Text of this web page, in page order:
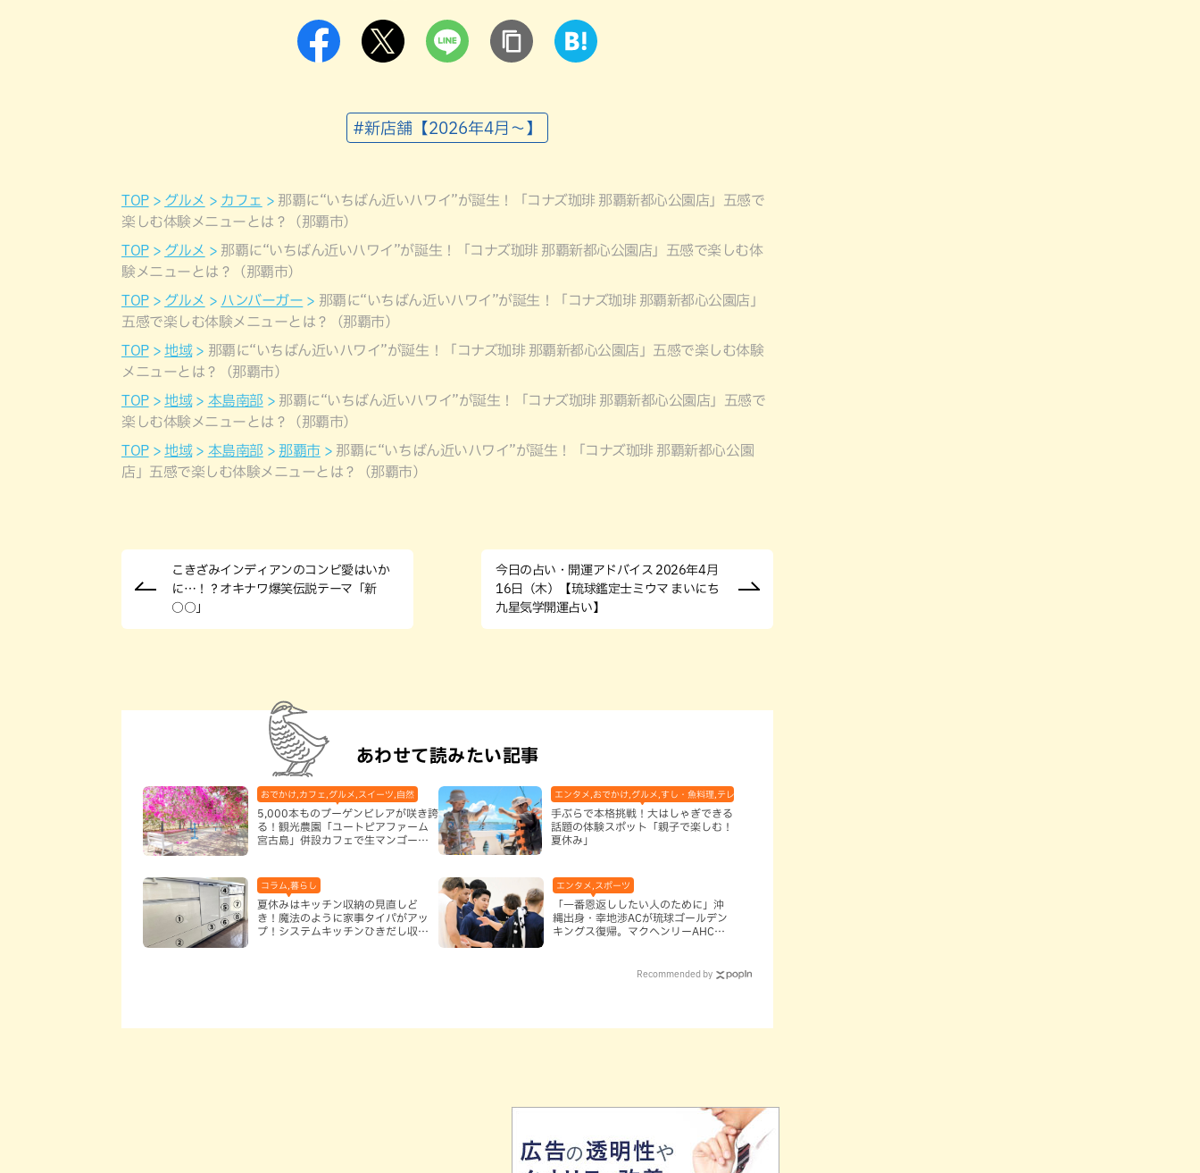
#新店舗【2026年4月～】
TOP グルメ カフェ
那覇に“いちばん近いハワイ”が誕生！「コナズ珈琲 那覇新都心公園店」五感で
楽しむ体験メニューとは？（那覇市）
TOP
グルメ
那覇に“いちばん近いハワイ”が誕生！「コナズ珈琲 那覇新都心公園店」五感で楽しむ体
験メニューとは？（那覇市）
TOP
グルメ ハンバーガー
那覇に“いちばん近いハワイ”が誕生！「コナズ珈琲 那覇新都心公園店」
五感で楽しむ体験メニューとは？（那覇市）
TOP
地域
那覇に“いちばん近いハワイ”が誕生！「コナズ珈琲 那覇新都心公園店」五感で楽しむ体験
メニューとは？（那覇市）
TOP
地域 本島南部
那覇に“いちばん近いハワイ”が誕生！「コナズ珈琲 那覇新都心公園店」五感で
楽しむ体験メニューとは？（那覇市）
TOP
地域 本島南部 那覇市
那覇に“いちばん近いハワイ”が誕生！「コナズ珈琲 那覇新都心公園
店」五感で楽しむ体験メニューとは？（那覇市）
こきざみインディアンのコンビ愛はいか
に…！？オキナワ爆笑伝説テーマ「新
○○」
今日の占い・開運アドバイス 2026年4月
16日（木）【琉球鑑定士ミウマ まいにち
九星気学開運占い】
あわせて読みたい記事
おでかけ,カフェ,グルメ,スイーツ,自然
5,000本ものブーゲンビレアが咲き誇
る！観光農園「ユートピアファーム
宮古島」併設カフェで生マンゴーを
エンタメ,おでかけ,グルメ,すし・魚料理,テレビ,体験,北谷町,地域,子ども,本島中部,本島南部,沖縄そば,沖縄の海,那覇市
手ぶらで本格挑戦！大はしゃぎできる
話題の体験スポット「親子で楽しむ！
夏休み」
コラム,暮らし
夏休みはキッチン収納の見直しど
き！魔法のように家事タイパがアッ
プ！システムキッチンひきだし収納
エンタメ,スポーツ
「一番恩返ししたい人のために」沖
縄出身・幸地渉ACが琉球ゴールデン
キングス復帰。マクヘンリーAHCに
Recommended by